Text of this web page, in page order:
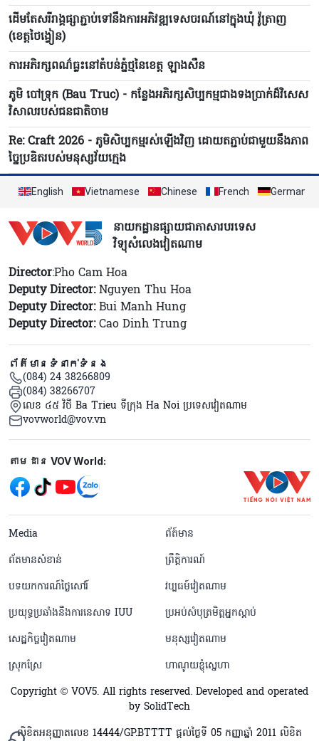
ដើមតែសរីរាង្គផ្សាភ្ជាប់ទៅនឹងការអភិវឌ្ឍទេសចរណ៍នៅក្នុងឃុំ វ៉ូត្រាញ
(ខេត្តថៃង្វៀន)
ការអភិរក្សពណ៌ធ្លះនៅតំបន់ភ្នំថ្មនៃខេត្ត ឡាងសឺន
ភូមិ បៅទ្រុក (Bau Truc) - កន្លែងអភិរក្សសិប្បកម្មជាងទងប្រាក់ដ៏វិសេស
វិសាលរបស់ជនជាតិចាម
Re: Craft 2026 - ភូមិសិប្បកម្មរស់ឡើងវិញ ដោយតភ្ជាប់ជាមួយនឹងភាព
ច្នៃប្រឌិតរបស់មនុស្សវ័យក្មេង
English Vietnamese Chinese French German
នាយកដ្ឋានផ្សាយជាភាសារបរទេស
វិទ្យុសំលេងវៀតណាម
Director:Pho Cam Hoa
Deputy Director:Nguyen Thu Hoa
Deputy Director:Bui Manh Hung
Deputy Director:Cao Dinh Trung
ព័ត៌មានទំនាក់ទំនង
(084) 24 38266809
(084) 38266707
លេខ ៤៥ វិថី Ba Trieu ទីក្រុង Ha Noi ប្រទេសវៀតណាម
vovworld@vov.vn
Mạng xã hội
តាមដាន VOV World:
menu footer tiếng Khmer
Media
ព័ត៍មាន
ព័តមានសំខាន់
ព្រឹត្តិការណ៍
បទយកការណ៍ថ្ងៃសៅរ៍
វប្បធម៍វៀតណាម
ប្រយុទ្ធប្រឆាំងនឹងការនេសាទ IUU
ប្រអប់សំបុត្រមិត្តអ្នកស្តាប់
សេដ្ឋកិច្ចវៀតណាម
មនុស្សវៀតណាម
ស្រុកស្រែ
ហាណូយខ្ញុំស្នេហា
Copyright © VOV5. All rights reserved. Developed and operated
by SolidTech
លិខិតអនុញ្ញាតលេខ 14444/GP.BTTTT ផ្តល់ថ្ងៃទី 05 កញ្ញាឆ្នាំ 2011 លិខិត